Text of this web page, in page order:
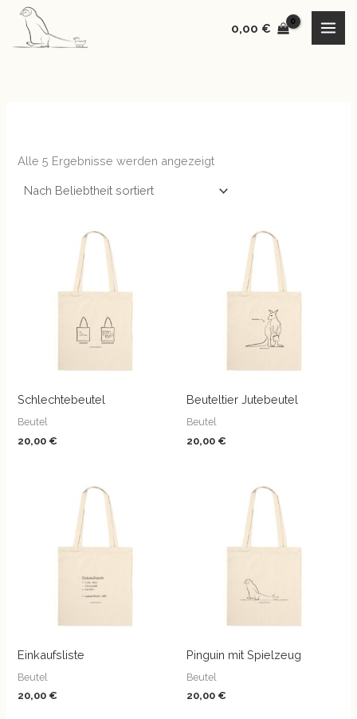
Zum
Inhalt
0,00 €
Alle 5 Ergebnisse werden angezeigt
sortiert
Schlechtebeutel
Beutel
20,00 €
Beuteltier Jutebeutel
Beutel
20,00 €
Einkaufsliste
Beutel
20,00 €
Pinguin mit Spielzeug
Beutel
20,00 €